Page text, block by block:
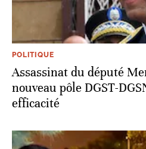
POLITIQUE
Assassinat du député
nouveau pôle DGST-
efficacité